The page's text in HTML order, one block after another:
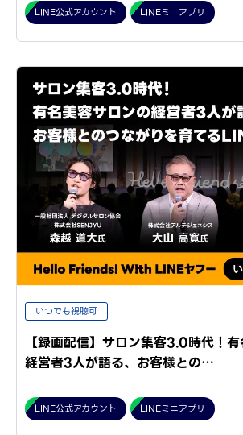
LINE公式アカウント LINEミニアプリ
いつでも視聴可
【録画配信】サロン集客3.0時代！
経営者3人が語る、お客様との…
LINE公式アカウント LINEミニアプリ